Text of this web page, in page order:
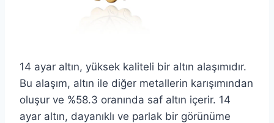
14 ayar altın, yüksek kaliteli bir altın alaşımıdır.
Bu alaşım, altın ile diğer metallerin karışımından
oluşur ve %58.3 oranında saf altın içerir. 14
ayar altın, dayanıklı ve parlak bir görünüme